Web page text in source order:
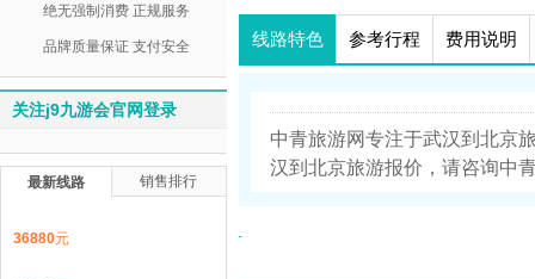
线路特色 参考行程 费用说明
中青旅游网专注于武汉到北京
汉到北京旅游报价，请咨询中
绝无强制消费 正规服务
品牌质量保证 支付安全
关注j9九游会官网登录
最新线路 销售排行
36880元